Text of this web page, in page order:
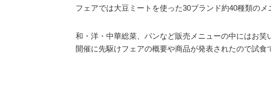
フェアでは大豆ミートを使った30ブランド約40種類のメ
和・洋・中華総菜、パンなど販売メニューの中にはお笑
開催に先駆けフェアの概要や商品が発表されたので試食